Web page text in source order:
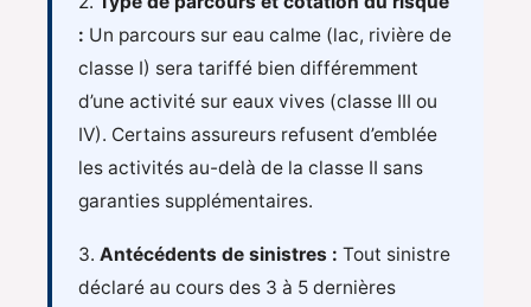
: Un parcours sur eau calme (lac, rivière de
classe I) sera tariffé bien différemment
d’une activité sur eaux vives (classe III ou
IV). Certains assureurs refusent d’emblée
les activités au-delà de la classe II sans
garanties supplémentaires.
3. Antécédents de sinistres : Tout sinistre
déclaré au cours des 3 à 5 dernières